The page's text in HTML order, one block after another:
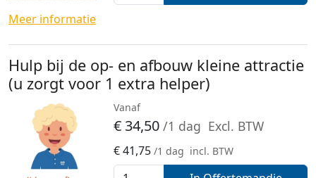
Meer informatie
Hulp bij de op- en afbouw kleine attractie
(u zorgt voor 1 extra helper)
Vanaf
€ 34,50 /1 dag Excl. BTW
€41,75 /1 dag incl. BTW